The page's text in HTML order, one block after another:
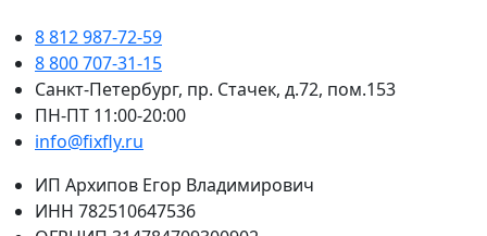
8 812 987-72-59
8 800 707-31-15
Санкт-Петербург, пр. Стачек, д.72, пом.153
ПН-ПТ 11:00-20:00
info@fixfly.ru
ИП Архипов Егор Владимирович
ИНН 782510647536